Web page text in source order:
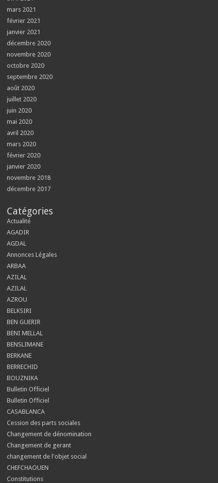
mars 2021
février 2021
janvier 2021
décembre 2020
novembre 2020
octobre 2020
septembre 2020
août 2020
juillet 2020
juin 2020
mai 2020
avril 2020
mars 2020
février 2020
janvier 2020
novembre 2018
décembre 2017
Catégories
Actualité
AGADIR
AGDAL
Annonces Légales
ARBAA
AZILAL
AZILAL
AZROU
BELKSIRI
BEN GUERIR
BENI MELLAL
BENSLIMANE
BERKANE
BERRECHID
BOUZNIKA
Bulletin Officiel
Bulletin Officiel
CASABLANCA
Cession des parts sociales
Changement de dénomination
Changement de gerant
changement de l'objet social
CHEFCHAOUEN
Constitutions